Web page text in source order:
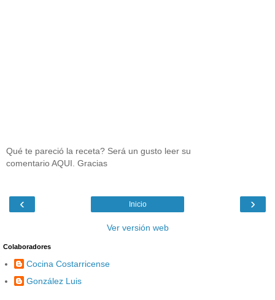
Qué te pareció la receta? Será un gusto leer su
comentario AQUI. Gracias
‹ ›
Inicio
Ver versión web
Colaboradores
Cocina Costarricense
González Luis